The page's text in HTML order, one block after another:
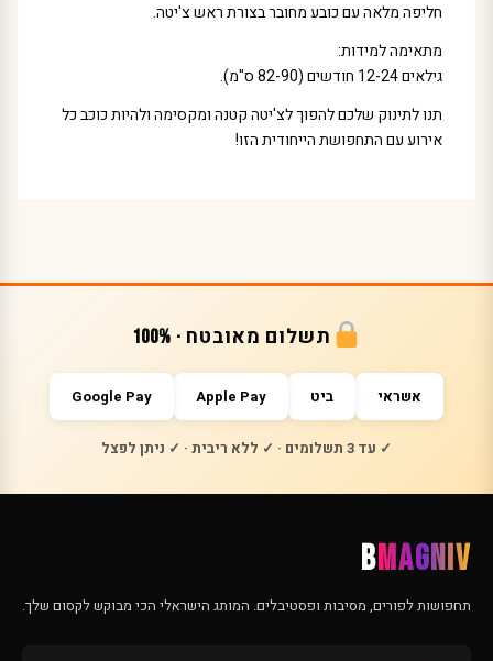
חליפה מלאה עם כובע מחובר בצורת ראש צ'יטה.
מתאימה למידות:
גילאים 12-24 חודשים (82-90 ס"מ).
תנו לתינוק שלכם להפוך לצ'יטה קטנה ומקסימה ולהיות כוכב כל
אירוע עם התחפושת הייחודית הזו!
תשלום מאובטח · 100%
אשראי ביט Apple Pay
Google Pay
✓ עד 3 תשלומים · ✓ ללא ריבית · ✓ ניתן לפצל
BMAGNIV
תחפושות לפורים, מסיבות ופסטיבלים. המותג הישראלי הכי מבוקש לקסום שלך.